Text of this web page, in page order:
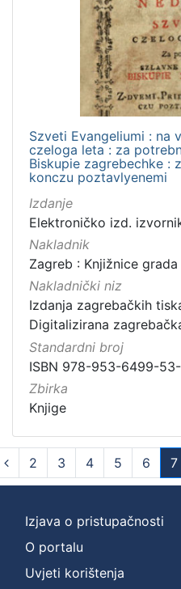
Szveti Evangeliumi : na
czeloga leta : za
Biskupie zagrebechke :
konczu poztavlyenemi
Izdanje
Elektroničko izd.
Nakladnik
Zagreb : Knjižnice
Nakladnički niz
Izdanja zagrebačkih
Digitalizirana
Standardni broj
ISBN 978-953-6499-
Zbirka
Knjige
2 3 4 5 6
7
Izjava o pristupačnosti
O portalu
Uvjeti korištenja